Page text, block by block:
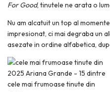
For Good, tinutele ne arata o
Nu am alcatuit un top al
impresionat, ci mai degraba un
asezate in ordine alfabetica,